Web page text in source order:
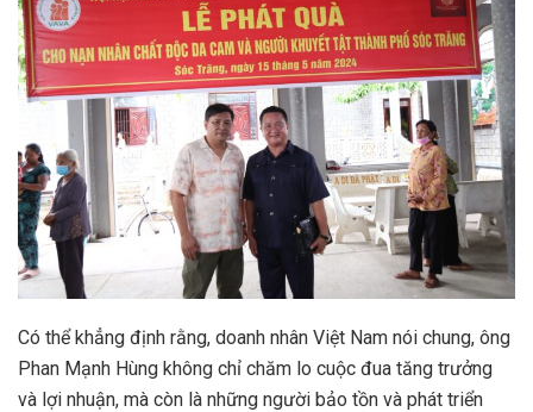
Có thể khẳng định rằng, doanh nhân Việt Nam nói chung, ông
Phan Mạnh Hùng không chỉ chăm lo cuộc đua tăng trưởng
và lợi nhuận, mà còn là những người bảo tồn và phát triển